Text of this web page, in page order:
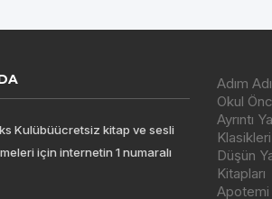
Kulübüücretsiz kitap ve sesli
için internetin 1 numaralı
Adım
Okul
Ayrıntı
Klasikleri
Düşün
Kitapları
Apotemi